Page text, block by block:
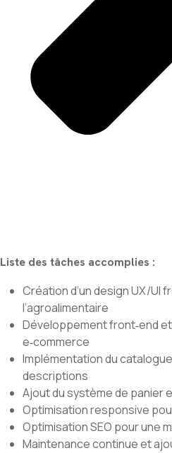
Liste des tâches accomplies :
Création d’un design UX/UI
l’agroalimentaire
Développement front‑end
e‑commerce
Implémentation du
descriptions
Ajout du système de panier
Optimisation responsive
Optimisation SEO pour une
Maintenance continue et